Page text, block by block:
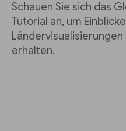
Schauen Sie sich das
Tutorial an, um
erhalten.